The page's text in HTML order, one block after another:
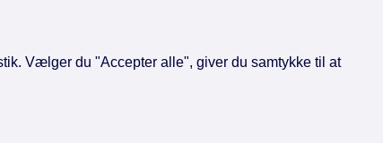
Vælger du "Accepter alle", giver du samtykke til at